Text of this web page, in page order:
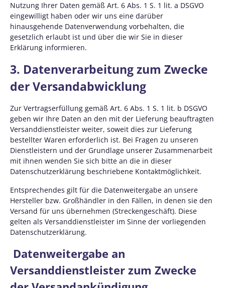
Nutzung Ihrer Daten gemäß Art. 6 Abs. 1 S. 1 lit. a DSGVO
eingewilligt haben oder wir uns eine darüber
hinausgehende Datenverwendung vorbehalten, die
gesetzlich erlaubt ist und über die wir Sie in dieser
Erklärung informieren.
3. Datenverarbeitung zum Zwecke
der Versandabwicklung
Zur Vertragserfüllung gemäß Art. 6 Abs. 1 S. 1 lit. b DSGVO
geben wir Ihre Daten an den mit der Lieferung beauftragten
Versanddienstleister weiter, soweit dies zur Lieferung
bestellter Waren erforderlich ist. Bei Fragen zu unseren
Dienstleistern und der Grundlage unserer Zusammenarbeit
mit ihnen wenden Sie sich bitte an die in dieser
Datenschutzerklärung beschriebene Kontaktmöglichkeit.
Entsprechendes gilt für die Datenweitergabe an unsere
Hersteller bzw. Großhändler in den Fällen, in denen sie den
Versand für uns übernehmen (Streckengeschäft). Diese
gelten als Versanddienstleister im Sinne der vorliegenden
Datenschutzerklärung.
Datenweitergabe an
Versanddienstleister zum Zwecke